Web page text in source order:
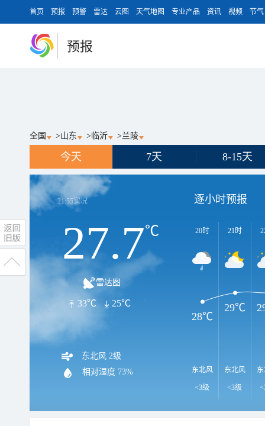
首页 预报 预警 雷达 云图 天气地图 专业产品 资讯 视频 节气
预报
全国 >山东 > 临沂 >兰陵
今天 7天 8-15天
21:55实况
27.7℃
雷达图
33℃ 25℃
东北风 2级
相对湿度 73%
逐小时预报
20时
东北风
<3级
21时
东北风
<3级
28℃
29℃